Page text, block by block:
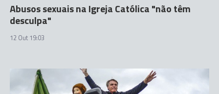
Abusos sexuais na Igreja Católica "não têm
desculpa"
12 Out 19:03